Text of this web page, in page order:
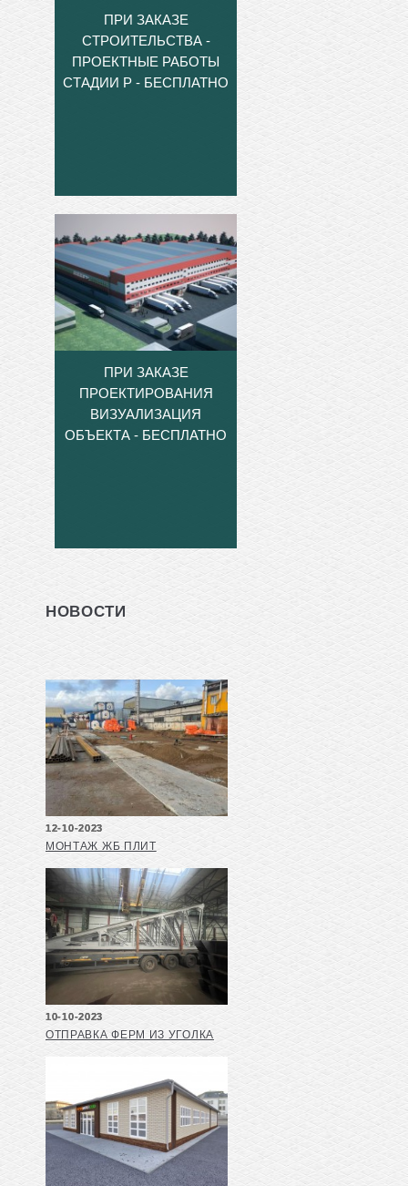
ПРИ ЗАКАЗЕ
СТРОИТЕЛЬСТВА -
ПРОЕКТНЫЕ РАБОТЫ
СТАДИИ Р - БЕСПЛАТНО
ПРИ ЗАКАЗЕ
ПРОЕКТИРОВАНИЯ
ВИЗУАЛИЗАЦИЯ
ОБЪЕКТА - БЕСПЛАТНО
НОВОСТИ
12-10-2023
МОНТАЖ ЖБ ПЛИТ
10-10-2023
ОТПРАВКА ФЕРМ ИЗ УГОЛКА